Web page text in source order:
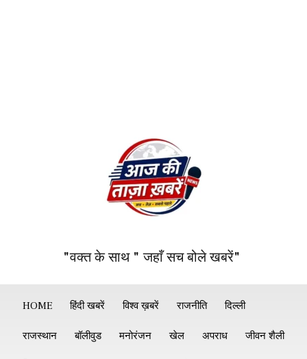
"वक्त के साथ " जहाँ सच बोले खबरें"
HOME हिंदी खबरें विश्व ख़बरें राजनीति दिल्ली
राजस्थान बॉलीवुड मनोरंजन खेल अपराध जीवन शैली